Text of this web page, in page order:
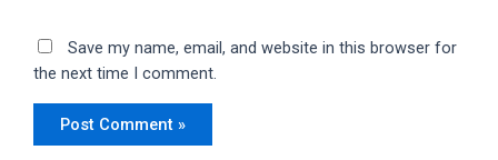
Save my name, email, and website in this browser for
the next time I comment.